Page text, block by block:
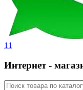
11
Интернет -